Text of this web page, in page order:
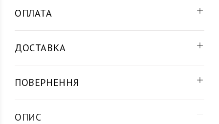
ОПЛАТА
ДОСТАВКА
ПОВЕРНЕННЯ
ОПИС